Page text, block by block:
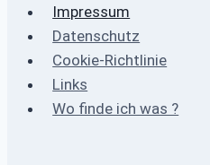
Impressum
Datenschutz
Cookie-Richtlinie
Links
Wo finde ich was ?